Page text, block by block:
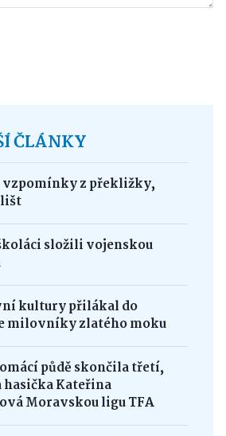
ČLÁNKY
vzpomínky z překližky,
složili vojenskou
kultury přilákal do
milovníky zlatého moku
půdě skončila třetí,
Kateřina
Moravskou ligu TFA